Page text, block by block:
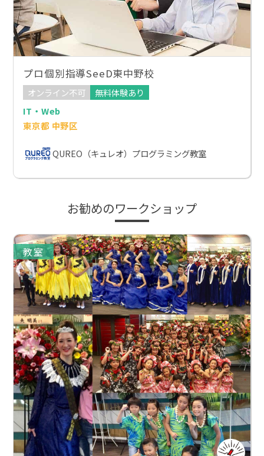
プロ個別指導SeeD東中野校
オンライン不可
無料体験あり
IT・Web
東京都 中野区
QUREO（キュレオ）プログラミング教室
お勧めのワークショップ
教室